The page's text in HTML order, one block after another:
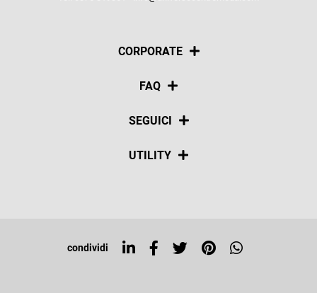
CORPORATE
Chi siamo
FAQ
Pagamenti
SEGUICI
Social
UTILITY
Top ricerche
condividi